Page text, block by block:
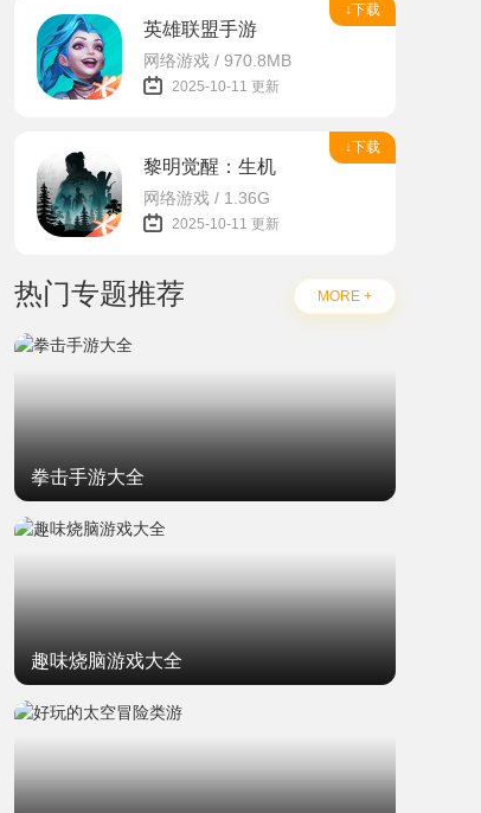
↓下载
英雄联盟手游
网络游戏 / 970.8MB
2025-10-11 更新
↓下载
黎明觉醒：生机
网络游戏 / 1.36G
2025-10-11 更新
热门专题推荐 MORE +
拳击手游大全
趣味烧脑游戏大全